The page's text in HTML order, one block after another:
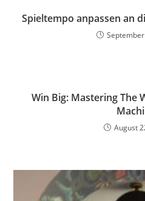
Spieltempo anpassen an
Win Big: Mastering The
August